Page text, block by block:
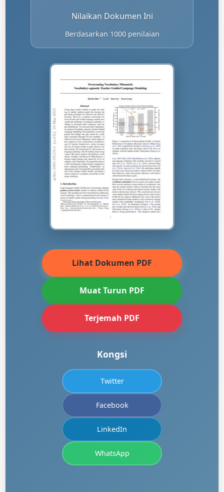
Nilaikan Dokumen Ini
Berdasarkan 1000 penilaian
Lihat Dokumen PDF
Muat Turun PDF
Terjemah PDF
Kongsi
Twitter
Facebook
LinkedIn
WhatsApp